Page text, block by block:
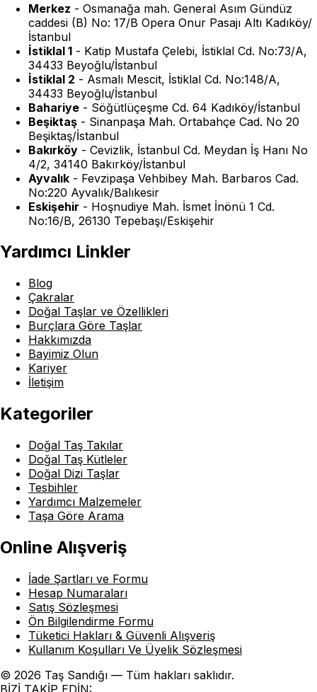
Merkez - Osmanağa mah. General Asım Gündüz
caddesi (B) No: 17/B Opera Onur Pasajı Altı Kadıköy/
İstanbul
İstiklal 1 - Katip Mustafa Çelebi, İstiklal Cd. No:73/A,
34433 Beyoğlu/İstanbul
İstiklal 2 - Asmalı Mescit, İstiklal Cd. No:148/A,
34433 Beyoğlu/İstanbul
Bahariye - Söğütlüçeşme Cd. 64 Kadıköy/İstanbul
Beşiktaş - Sinanpaşa Mah. Ortabahçe Cad. No 20
Beşiktaş/İstanbul
Bakırköy - Cevizlik, İstanbul Cd. Meydan İş Hanı No
4/2, 34140 Bakırköy/İstanbul
Ayvalık - Fevzipaşa Vehbibey Mah. Barbaros Cad.
No:220 Ayvalık/Balıkesir
Eskişehir - Hoşnudiye Mah. İsmet İnönü 1 Cd.
No:16/B, 26130 Tepebaşı/Eskişehir
Yardımcı Linkler
Blog
Çakralar
Doğal Taşlar ve Özellikleri
Burçlara Göre Taşlar
Hakkımızda
Bayimiz Olun
Kariyer
İletişim
Kategoriler
Doğal Taş Takılar
Doğal Taş Kütleler
Doğal Dizi Taşlar
Tesbihler
Yardımcı Malzemeler
Taşa Göre Arama
Online Alışveriş
İade Şartları ve Formu
Hesap Numaraları
Satış Sözleşmesi
Ön Bilgilendirme Formu
Tüketici Hakları & Güvenli Alışveriş
Kullanım Koşulları Ve Üyelik Sözleşmesi
© 2026 Taş Sandığı — Tüm hakları saklıdır.
BİZİ TAKİP EDİN: